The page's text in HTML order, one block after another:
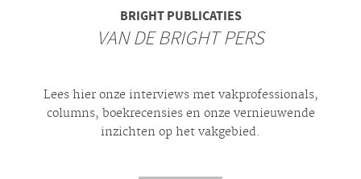
BRIGHTPUBLICATIES
VAN DE BRIGHT PERS
Lees hier onze interviews met vakprofessionals,
columns, boekrecensies en onze vernieuwende
inzichten op het vakgebied.